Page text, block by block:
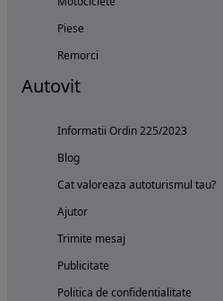
Piese
Remorci
Autovit
Informatii Ordin 225/2023
Blog
Cat valoreaza autoturismul tau?
Ajutor
Trimite mesaj
Publicitate
Politica de confidentialitate